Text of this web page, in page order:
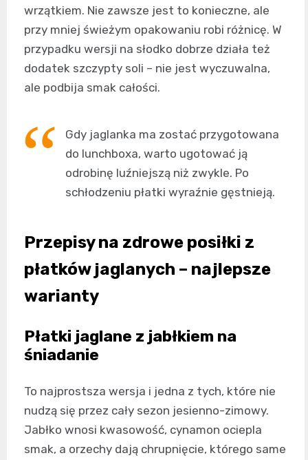
wrzątkiem. Nie zawsze jest to konieczne, ale
przy mniej świeżym opakowaniu robi różnicę. W
przypadku wersji na słodko dobrze działa też
dodatek szczypty soli – nie jest wyczuwalna,
ale podbija smak całości.
Gdy jaglanka ma zostać przygotowana
do lunchboxa, warto ugotować ją
odrobinę luźniejszą niż zwykle. Po
schłodzeniu płatki wyraźnie gęstnieją.
Przepisy na zdrowe posiłki z
płatków jaglanych – najlepsze
warianty
Płatki jaglane z jabłkiem na
śniadanie
To najprostsza wersja i jedna z tych, które nie
nudzą się przez cały sezon jesienno-zimowy.
Jabłko wnosi kwasowość, cynamon ociepla
smak, a orzechy dają chrupnięcie, którego same